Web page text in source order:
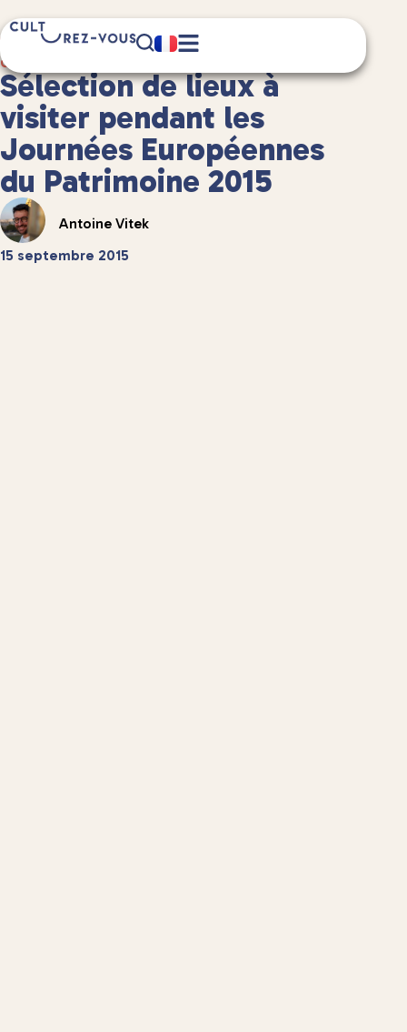
Culture
4 minute(s) de lecture
Sélection de lieux à
visiter pendant les
Journées Européennes
du Patrimoine 2015
Antoine Vitek
15 septembre 2015